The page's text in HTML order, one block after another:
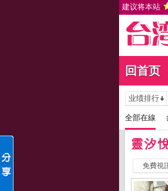
建议将本站
回首页
业绩排行
全部在線
靈汐
免費視